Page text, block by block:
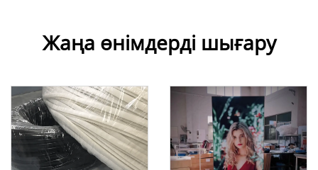
Жаңа өнімдерді шығару